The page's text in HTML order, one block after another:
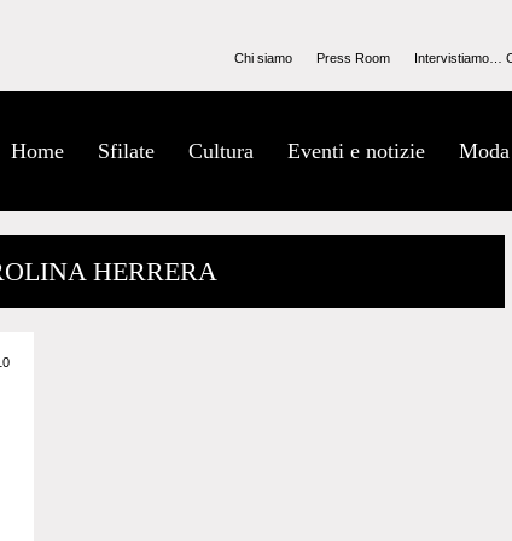
Chi siamo Press Room Intervistiamo…
Home Sfilate Cultura Eventi e notizie
HERRERA